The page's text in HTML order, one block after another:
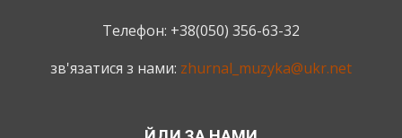
Телефон: +38(050) 356-63-32
зв'язатися з нами: zhurnal_muzyka@ukr.net